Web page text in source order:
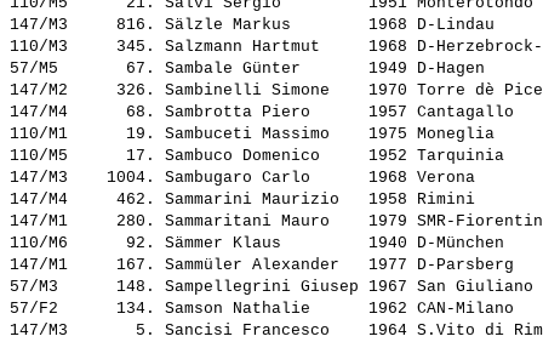
147/M3     816. Sälzle Markus
1968 D-Lindau
110/M3     345. Salzmann Hartmut
1968 D-
57/M5       67. Sambale Günter
1949 D-Hagen
147/M2     326. Sambinelli Simone
1970 Torre dè
147/M4      68. Sambrotta Piero
1957
110/M1      19. Sambuceti Massimo
1975 Moneglia
110/M5      17. Sambuco Domenico
1952 Tarquinia
147/M3    1004. Sambugaro Carlo
1968 Verona
147/M4     462. Sammarini Maurizio
1958 Rimini
147/M1     280. Sammaritani Mauro
1979 SMR-
110/M6      92. Sämmer Klaus
1940 D-
147/M1     167. Sammüler Alexander
1977 D-
57/M3      148. Sampellegrini Giusep 1967 San
57/F2      134. Samson Nathalie
1962 CAN-
147/M3       5. Sancisi Francesco
1964 S.Vito di